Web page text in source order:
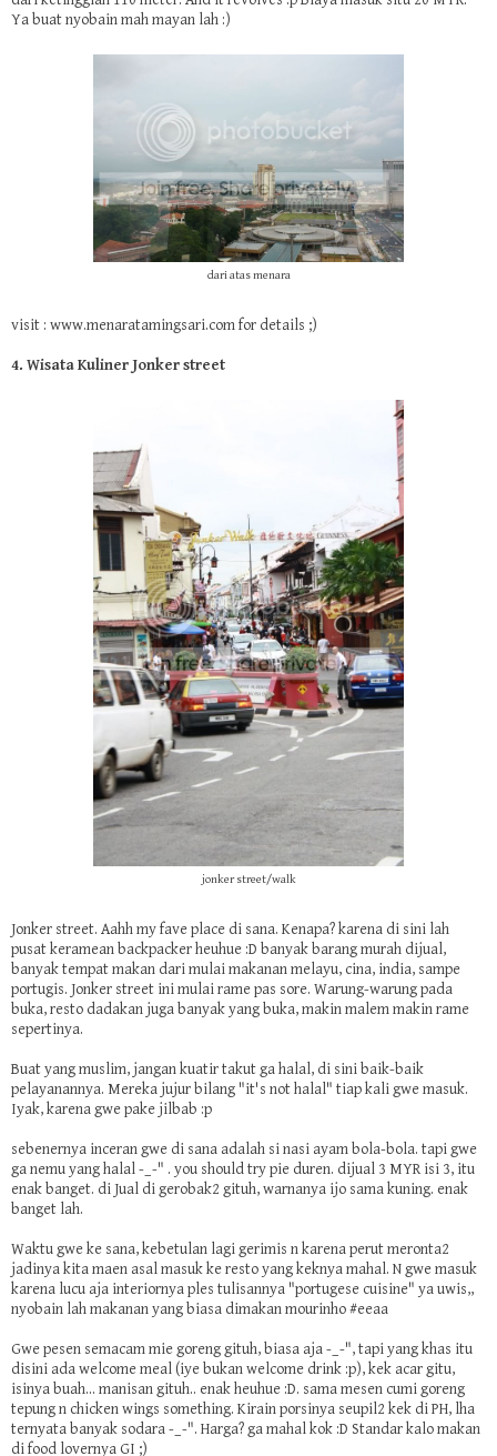
Ya buat nyobain mah mayan lah :)
dari atas menara
visit : www.menaratamingsari.comfor details ;)
4. Wisata Kuliner Jonker street
jonker street/walk
Jonker street. Aahh my fave place di sana. Kenapa? karena di sini lah
pusat keramean backpacker heuhue :D banyak barang murah dijual,
banyak tempat makan dari mulai makanan melayu, cina, india, sampe
portugis. Jonker street ini mulai rame pas sore. Warung-warung pada
buka, resto dadakan juga banyak yang buka, makin malem makin rame
sepertinya.
Buat yang muslim, jangan kuatir takut ga halal, di sini baik-baik
pelayanannya. Mereka jujur bilang "it's not halal" tiap kali gwe masuk.
Iyak, karena gwe pake jilbab :p
sebenernya inceran gwe di sana adalah si nasi ayam bola-bola. tapi gwe
ga nemu yang halal -_-" . you should try pie duren. dijual 3 MYR isi 3, itu
enak banget. di Jual di gerobak2 gituh, warnanya ijo sama kuning. enak
banget lah.
Waktu gwe ke sana, kebetulan lagi gerimis n karena perut meronta2
jadinya kita maen asal masuk ke resto yang keknya mahal. N gwe masuk
karena lucu aja interiornya ples tulisannya "portugese cuisine" ya uwis,,
nyobain lah makanan yang biasa dimakan mourinho #eeaa
Gwe pesen semacam mie goreng gituh, biasa aja -_-", tapi yang khas itu
disini ada welcome meal (iye bukan welcome drink :p), kek acar gitu,
isinya buah... manisan gituh.. enak heuhue :D. sama mesen cumi goreng
tepung n chicken wings something. Kirain porsinya seupil2 kek di PH, lha
ternyata banyak sodara -_-". Harga? ga mahal kok :D Standar kalo makan
di food lovernya GI ;)